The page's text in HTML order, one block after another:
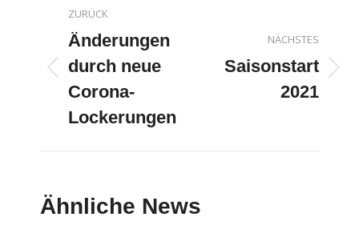
ZURÜCK
Vorheriger
Beitrag:
Änderungen
durch neue
Corona-
Lockerungen
NÄCHSTES
Nächster
Saisonstart
2021
Ähnliche News